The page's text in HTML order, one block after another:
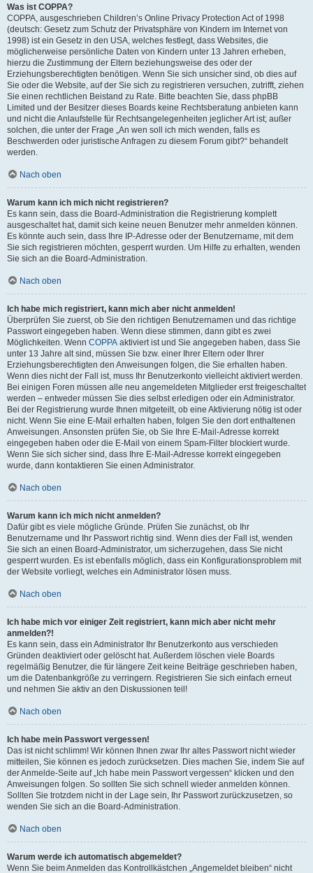
Was ist COPPA?
COPPA, ausgeschrieben Children’s Online Privacy Protection Act of 1998
(deutsch: Gesetz zum Schutz der Privatsphäre von Kindern im Internet von
1998) ist ein Gesetz in den USA, welches festlegt, dass Websites, die
möglicherweise persönliche Daten von Kindern unter 13 Jahren erheben,
hierzu die Zustimmung der Eltern beziehungsweise des oder der
Erziehungsberechtigten benötigen. Wenn Sie sich unsicher sind, ob dies auf
Sie oder die Website, auf der Sie sich zu registrieren versuchen, zutrifft, ziehen
Sie einen rechtlichen Beistand zu Rate. Bitte beachten Sie, dass phpBB
Limited und der Besitzer dieses Boards keine Rechtsberatung anbieten kann
und nicht die Anlaufstelle für Rechtsangelegenheiten jeglicher Art ist; außer
solchen, die unter der Frage „An wen soll ich mich wenden, falls es
Beschwerden oder juristische Anfragen zu diesem Forum gibt?“ behandelt
werden.
Nach oben
Warum kann ich mich nicht registrieren?
Es kann sein, dass die Board-Administration die Registrierung komplett
ausgeschaltet hat, damit sich keine neuen Benutzer mehr anmelden können.
Es könnte auch sein, dass Ihre IP-Adresse oder der Benutzername, mit dem
Sie sich registrieren möchten, gesperrt wurden. Um Hilfe zu erhalten, wenden
Sie sich an die Board-Administration.
Nach oben
Ich habe mich registriert, kann mich aber nicht anmelden!
Überprüfen Sie zuerst, ob Sie den richtigen Benutzernamen und das richtige
Passwort eingegeben haben. Wenn diese stimmen, dann gibt es zwei
Möglichkeiten. Wenn COPPA aktiviert ist und Sie angegeben haben, dass Sie
unter 13 Jahre alt sind, müssen Sie bzw. einer Ihrer Eltern oder Ihrer
Erziehungsberechtigten den Anweisungen folgen, die Sie erhalten haben.
Wenn dies nicht der Fall ist, muss Ihr Benutzerkonto vielleicht aktiviert werden.
Bei einigen Foren müssen alle neu angemeldeten Mitglieder erst freigeschaltet
werden – entweder müssen Sie dies selbst erledigen oder ein Administrator.
Bei der Registrierung wurde Ihnen mitgeteilt, ob eine Aktivierung nötig ist oder
nicht. Wenn Sie eine E-Mail erhalten haben, folgen Sie den dort enthaltenen
Anweisungen. Ansonsten prüfen Sie, ob Sie Ihre E-Mail-Adresse korrekt
eingegeben haben oder die E-Mail von einem Spam-Filter blockiert wurde.
Wenn Sie sich sicher sind, dass Ihre E-Mail-Adresse korrekt eingegeben
wurde, dann kontaktieren Sie einen Administrator.
Nach oben
Warum kann ich mich nicht anmelden?
Dafür gibt es viele mögliche Gründe. Prüfen Sie zunächst, ob Ihr
Benutzername und Ihr Passwort richtig sind. Wenn dies der Fall ist, wenden
Sie sich an einen Board-Administrator, um sicherzugehen, dass Sie nicht
gesperrt wurden. Es ist ebenfalls möglich, dass ein Konfigurationsproblem mit
der Website vorliegt, welches ein Administrator lösen muss.
Nach oben
Ich habe mich vor einiger Zeit registriert, kann mich aber nicht mehr
anmelden?!
Es kann sein, dass ein Administrator Ihr Benutzerkonto aus verschieden
Gründen deaktiviert oder gelöscht hat. Außerdem löschen viele Boards
regelmäßig Benutzer, die für längere Zeit keine Beiträge geschrieben haben,
um die Datenbankgröße zu verringern. Registrieren Sie sich einfach erneut
und nehmen Sie aktiv an den Diskussionen teil!
Nach oben
Ich habe mein Passwort vergessen!
Das ist nicht schlimm! Wir können Ihnen zwar Ihr altes Passwort nicht wieder
mitteilen, Sie können es jedoch zurücksetzen. Dies machen Sie, indem Sie auf
der Anmelde-Seite auf „Ich habe mein Passwort vergessen“ klicken und den
Anweisungen folgen. So sollten Sie sich schnell wieder anmelden können.
Sollten Sie trotzdem nicht in der Lage sein, Ihr Passwort zurückzusetzen, so
wenden Sie sich an die Board-Administration.
Nach oben
Warum werde ich automatisch abgemeldet?
Wenn Sie beim Anmelden das Kontrollkästchen „Angemeldet bleiben“ nicht